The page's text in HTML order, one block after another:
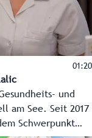
01:20
und
am See. Seit 2017
Schwerpunkt